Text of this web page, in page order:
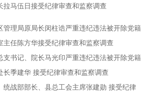
拉马伍日接受纪律审查和监察调查
管理局原局长闵柱诰严重违纪违法被开除党籍
主任陈方华接受纪律审查和监察调查
支书记、院长马光印严重违纪违法被开除党籍
长季建华 接受纪律审查和监察调查
统战部部长、县总工会主席张建勋 接受纪律